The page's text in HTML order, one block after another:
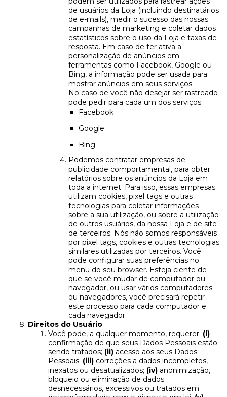
de usuários da Loja (incluindo destinatários
de e-mails), medir o sucesso das nossas
campanhas de marketing e coletar dados
estatísticos sobre o uso da Loja e taxas de
resposta. Em caso de ter ativa a
personalização de anúncios em
ferramentas como Facebook, Google ou
Bing, a informação pode ser usada para
mostrar anúncios em seus serviços.
No caso de você não desejar ser rastreado
pode pedir para cada um dos serviços:
Facebook
Google
Bing
Podemos contratar empresas de
publicidade comportamental, para obter
relatórios sobre os anúncios da Loja em
toda a internet. Para isso, essas empresas
utilizam cookies, pixel tags e outras
tecnologias para coletar informações
sobre a sua utilização, ou sobre a utilização
de outros usuários, da nossa Loja e de site
de terceiros. Nós não somos responsáveis
por pixel tags, cookies e outras tecnologias
similares utilizadas por terceiros. Você
pode configurar suas preferências no
menu do seu browser. Esteja ciente de
que se você mudar de computador ou
navegador, ou usar vários computadores
ou navegadores, você precisará repetir
este processo para cada computador e
cada navegador.
Direitos do Usuário
Você pode, a qualquer momento, requerer: (i)
confirmação de que seus Dados Pessoais estão
sendo tratados; (ii) acesso aos seus Dados
Pessoais; (iii) correções a dados incompletos,
inexatos ou desatualizados; (iv) anonimização,
bloqueio ou eliminação de dados
desnecessários, excessivos ou tratados em